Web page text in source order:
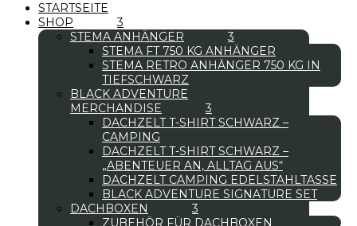
STARTSEITE
SHOP
STEMA ANHÄNGER
STEMA FT 750 KG ANHÄNGER
STEMA RETRO ANHÄNGER 750 KG IN
TIEFSCHWARZ
BLACK ADVENTURE
MERCHANDISE
DACHZELT T-SHIRT SCHWARZ –
CAMPING
DACHZELT T-SHIRT SCHWARZ –
„ABENTEUER AN, ALLTAG AUS“
DACHZELT CAMPING EDELSTAHLTASSE
BLACK ADVENTURE SIGNATURE SET
DACHBOXEN
ZUBEHÖR FÜR DACHBOXEN